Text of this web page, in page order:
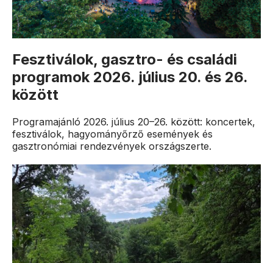
Fesztiválok, gasztro- és családi
programok 2026. július 20. és 26.
között
Programajánló 2026. július 20–26. között: koncertek,
fesztiválok, hagyományőrző események és
gasztronómiai rendezvények országszerte.